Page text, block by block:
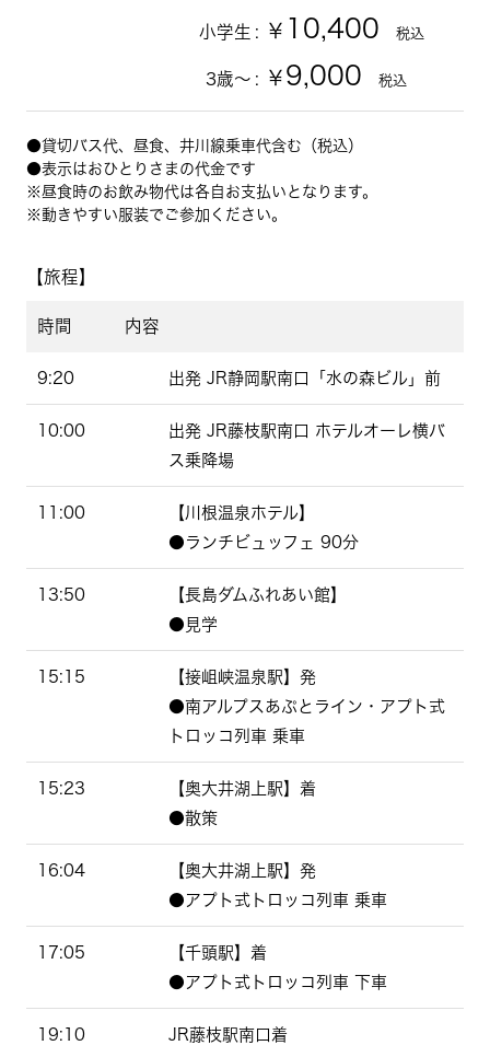
小学生 ￥ 10,400 税込
3歳～ ￥9,000 税込
【旅程】
時間 内容
9:20 出発 JR静岡駅南口「水の森ビル」前
10:00
出発 JR藤枝駅南口 ホテルオーレ横バ
ス乗降場
11:00
【川根温泉ホテル】
●ランチビュッフェ 90分
13:50
【長島ダムふれあい館】
●見学
15:15
【接岨峡温泉駅】発
●南アルプスあぷとライン・アプト式
トロッコ列車 乗車
15:23
【奥大井湖上駅】着
●散策
16:04
【奥大井湖上駅】発
●アプト式トロッコ列車 乗車
17:05
【千頭駅】着
●アプト式トロッコ列車 下車
19:10 JR藤枝駅南口着
●貸切バス代、昼食、井川線乗車代含む（税込）
●表示はおひとりさまの代金です
※昼食時のお飲み物代は各自お支払いとなります。
※動きやすい服装でご参加ください。